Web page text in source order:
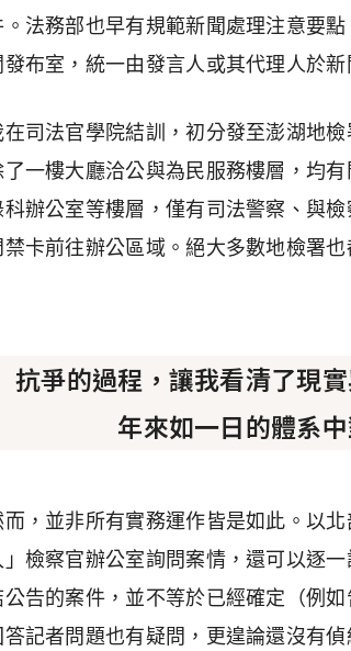
。法務部也早有規範新聞處理注意要
發布室，統一由發言人或其代理人於
在司法官學院結訓，初分發至澎湖地
了一樓大廳洽公與為民服務樓層，均
科辦公室等樓層，僅有司法警察、與
禁卡前往辦公區域。絕大多數地檢署
抗爭的過程，讓我看清了現
年來如一日的體系
而，並非所有實務運作皆是如此。以
」檢察官辦公室詢問案情，還可以逐
公告的案件，並不等於已經確定（例
答記者問題也有疑問，更遑論還沒有